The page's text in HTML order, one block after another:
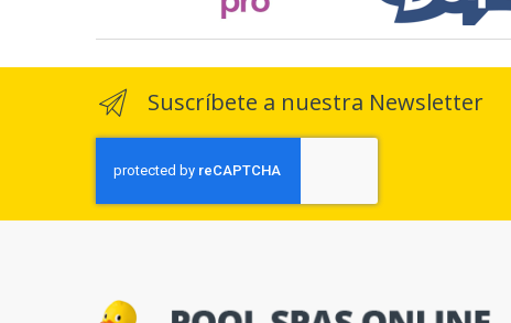
Suscríbete a nuestra Newsletter